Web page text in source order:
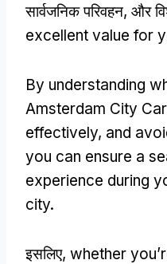
सार्वजनिक परिवहन, और
excellent value for
By understanding
Amsterdam City
effectively, and
you can ensure a
experience during
city.
इसलिए, whether